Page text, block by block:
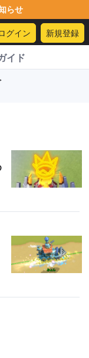
らせ
グイン 新規登録
イド